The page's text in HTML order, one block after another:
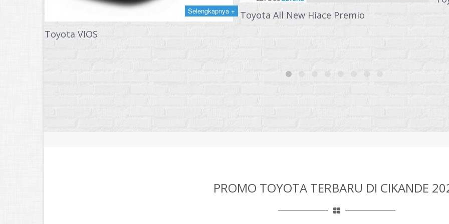
Selengkapnya +
Toyota VIOS
Toyota All New Hiace Premio
PROMO TOYOTA TERBARU DI CIKANDE